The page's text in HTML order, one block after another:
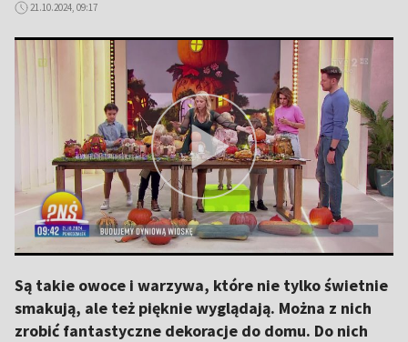
21.10.2024, 09:17
Są takie owoce i warzywa, które nie tylko świetnie
smakują, ale też pięknie wyglądają. Można z nich
zrobić fantastyczne dekoracje do domu. Do nich